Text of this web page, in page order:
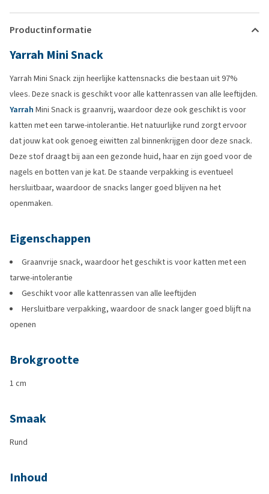
Productinformatie
Yarrah Mini Snack
Yarrah Mini Snack zijn heerlijke kattensnacks die bestaan uit 97%
vlees. Deze snack is geschikt voor alle kattenrassen van alle leeftijden.
Yarrah Mini Snack is graanvrij, waardoor deze ook geschikt is voor
katten met een tarwe-intolerantie. Het natuurlijke rund zorgt ervoor
dat jouw kat ook genoeg eiwitten zal binnenkrijgen door deze snack.
Deze stof draagt bij aan een gezonde huid, haar en zijn goed voor de
nagels en botten van je kat. De staande verpakking is eventueel
hersluitbaar, waardoor de snacks langer goed blijven na het
openmaken.
Eigenschappen
Graanvrije snack, waardoor het geschikt is voor katten met een
tarwe-intolerantie
Geschikt voor alle kattenrassen van alle leeftijden
Hersluitbare verpakking, waardoor de snack langer goed blijft na
openen
Brokgrootte
1 cm
Smaak
Rund
Inhoud